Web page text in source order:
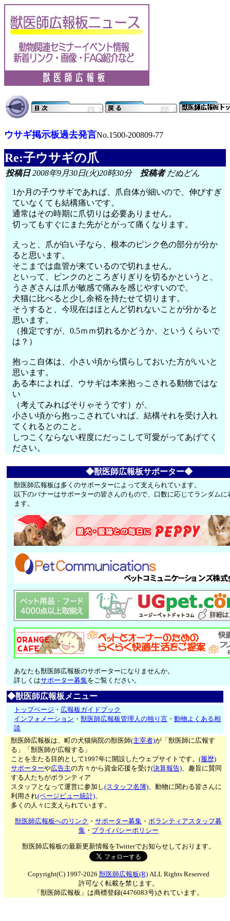
ウサギ掲示板過去発言No.1500-200809-77
Re:子ウサギの爪
投稿日2008年9月30日(火)20時30分 投稿者だぬどん
1か月の子ウサギであれば、爪自体が細いので、伸びすぎ
ていなくても結構痛いです。
通常はその時期に爪切りは必要ありません。
切ってもすぐにまた先がとがって痛くなります。
えっと、爪が白い子なら、根本のピンク色の部分が分か
ると思います。
そこまでは血管が来ているので切れません。
といって、ピンクのところぎりぎりを切るかというと、
うさぎさんは爪が敏感で痛みを感じやすいので、
犬猫に比べると少し余裕を持たせて切ります。
そうすると、今現在はほとんど切れないことが分かると
思います。
（推定ですが、0.5ｍｍ切れるかどうか、というくらいで
は？）
抱っこ自体は、小さい頃から慣らしておいた方がいいと
思います。
ある本によれば、ウサギは本来抱っこされる動物ではな
い
（考えてみればそりゃそうです）が、
小さい頃から抱っこされていれば、結構それを受け入れ
てくれるとのこと。
しつこくならない程度にだっこして可愛がってあげてく
ださい。
◆獣医師広報板サポーター◆
獣医師広報板は多くのサポーターによって支えられています。
以下のバナーはサポーターの皆さんのもので、口数に応じてランダムに
ます。
あなたも獣医師広報板のサポーターになりませんか。
詳しくはサポーター募集をご覧ください。
◆獣医師広報板メニュー
トップページ ・ 広報板ガイドブック
インフォメーション ・獣医師広報板管理人の独り言 ・動物よくある相
談
獣医師広報板は、町の犬猫病院の獣医師(主宰者)が「獣医師に広報す
る」「獣医師が広報する」
ことを主たる目的として1997年に開設したウェブサイトです。(履歴)
サポーターや広告主の方々から資金応援を受け(決算報告)、趣旨に賛同
する人たちがボランティア
スタッフとなって運営に参加し(スタッフ名簿)、動物に関わる皆さんに
利用され(ページビュー統計)、
多くの人々に支えられています。
獣医師広報板へのリンク ・サポーター募集 ・ボランティアスタッフ募
集・ プライバシーポリシー
獣医師広報板の最新更新情報をTwitterでお知らせしております。
Copyright(C) 1997-2026 獣医師広報板(R)ALL Rights Reserved
許可なく転載を禁じます。
「獣医師広報板」は商標登録(4476083号)されています。